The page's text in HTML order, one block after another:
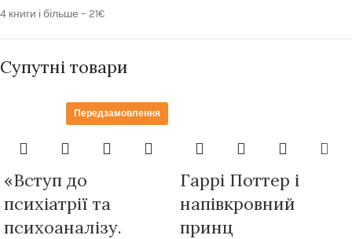
4 книги і більше – 21€
Супутні товари
Передзамовлення
«Вступ до
психіатрії та
психоаналізу.
Гаррi Поттер i
напiвкровний
принц